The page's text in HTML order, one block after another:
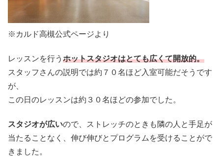
※カルド高槻公式ページより
レッスンを行う ホットスタジオはとても広くて開放的。
スタッフさんの説明では約７０名ほど入室可能だそうです
が、
この日のレッスンは約３０名ほどの参加でした。
スタジオが広いので、ストレッチのときも隣の人と手足が
当たることなく、伸び伸びとプログラムを受けることがで
きました。